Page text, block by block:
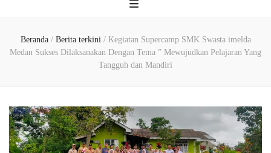
Beranda / Berita terkini / Kegiatan Supercamp SMK Swasta imelda
Medan Sukses Dilaksanakan Dengan Tema ” Mewujudkan Pelajaran Yang
Tangguh dan Mandiri